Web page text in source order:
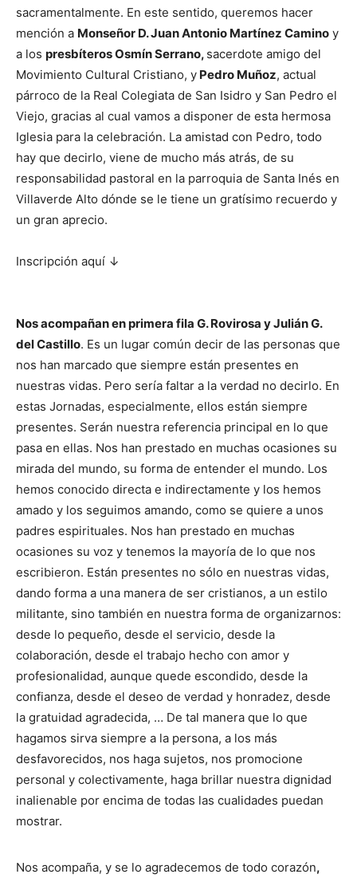
sacramentalmente. En este sentido, queremos hacer
mención a Monseñor D. Juan Antonio Martínez Camino y
a los presbíteros Osmín Serrano, sacerdote amigo del
Movimiento Cultural Cristiano, y Pedro Muñoz, actual
párroco de la Real Colegiata de San Isidro y San Pedro el
Viejo, gracias al cual vamos a disponer de esta hermosa
Iglesia para la celebración. La amistad con Pedro, todo
hay que decirlo, viene de mucho más atrás, de su
responsabilidad pastoral en la parroquia de Santa Inés en
Villaverde Alto dónde se le tiene un gratísimo recuerdo y
un gran aprecio.
Inscripción aquí ↓
Nos acompañan en primera fila G. Rovirosa y Julián G.
del Castillo. Es un lugar común decir de las personas que
nos han marcado que siempre están presentes en
nuestras vidas. Pero sería faltar a la verdad no decirlo. En
estas Jornadas, especialmente, ellos están siempre
presentes. Serán nuestra referencia principal en lo que
pasa en ellas. Nos han prestado en muchas ocasiones su
mirada del mundo, su forma de entender el mundo. Los
hemos conocido directa e indirectamente y los hemos
amado y los seguimos amando, como se quiere a unos
padres espirituales. Nos han prestado en muchas
ocasiones su voz y tenemos la mayoría de lo que nos
escribieron. Están presentes no sólo en nuestras vidas,
dando forma a una manera de ser cristianos, a un estilo
militante, sino también en nuestra forma de organizarnos:
desde lo pequeño, desde el servicio, desde la
colaboración, desde el trabajo hecho con amor y
profesionalidad, aunque quede escondido, desde la
confianza, desde el deseo de verdad y honradez, desde
la gratuidad agradecida, … De tal manera que lo que
hagamos sirva siempre a la persona, a los más
desfavorecidos, nos haga sujetos, nos promocione
personal y colectivamente, haga brillar nuestra dignidad
inalienable por encima de todas las cualidades puedan
mostrar.
Nos acompaña, y se lo agradecemos de todo corazón,